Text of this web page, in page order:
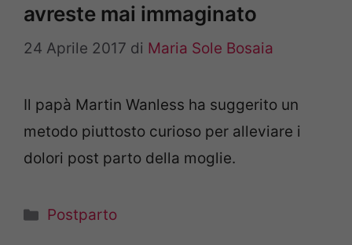
avreste mai immaginato
24 Aprile 2017 di Maria Sole Bosaia
Il papà Martin Wanless ha suggerito un
metodo piuttosto curioso per alleviare i
dolori post parto della moglie.
Categorie
Postparto